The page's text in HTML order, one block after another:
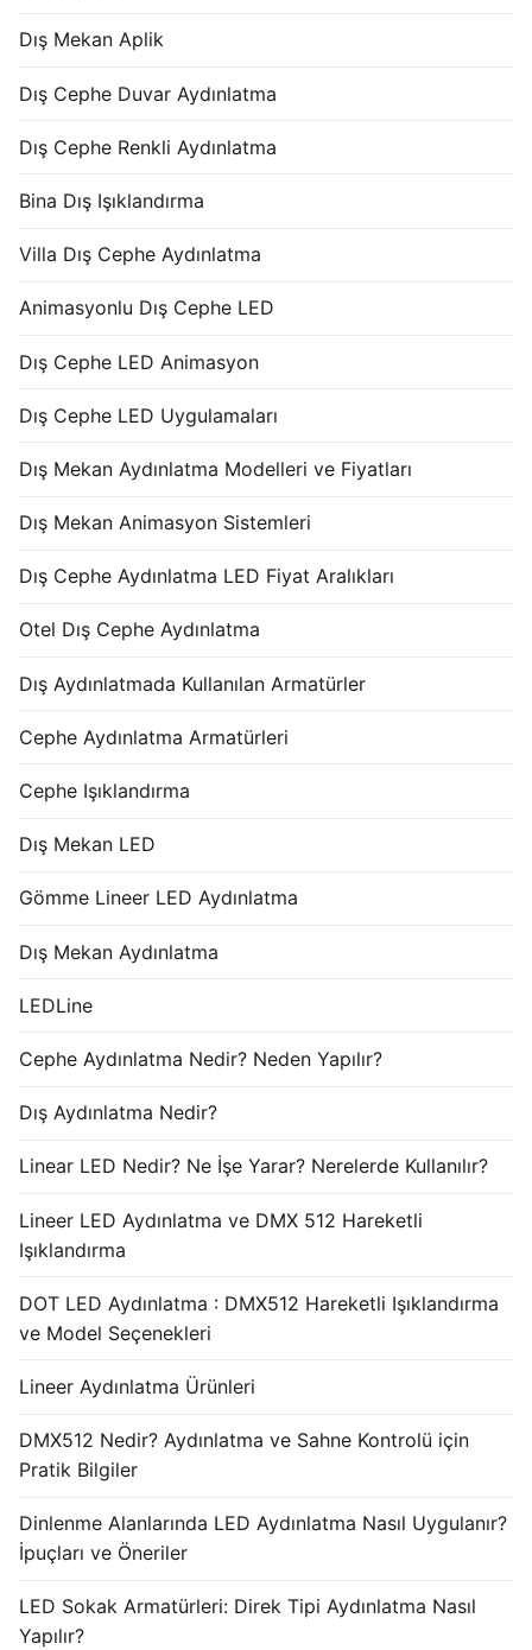
Dış Mekan Aplik
Dış Cephe Duvar Aydınlatma
Dış Cephe Renkli Aydınlatma
Bina Dış Işıklandırma
Villa Dış Cephe Aydınlatma
Animasyonlu Dış Cephe LED
Dış Cephe LED Animasyon
Dış Cephe LED Uygulamaları
Dış Mekan Aydınlatma Modelleri ve Fiyatları
Dış Mekan Animasyon Sistemleri
Dış Cephe Aydınlatma LED Fiyat Aralıkları
Otel Dış Cephe Aydınlatma
Dış Aydınlatmada Kullanılan Armatürler
Cephe Aydınlatma Armatürleri
Cephe Işıklandırma
Dış Mekan LED
Gömme Lineer LED Aydınlatma
Dış Mekan Aydınlatma
LEDLine
Cephe Aydınlatma Nedir? Neden Yapılır?
Dış Aydınlatma Nedir?
Linear LED Nedir? Ne İşe Yarar? Nerelerde Kullanılır?
Lineer LED Aydınlatma ve DMX 512 Hareketli
Işıklandırma
DOT LED Aydınlatma : DMX512 Hareketli Işıklandırma
ve Model Seçenekleri
Lineer Aydınlatma Ürünleri
DMX512 Nedir? Aydınlatma ve Sahne Kontrolü için
Pratik Bilgiler
Dinlenme Alanlarında LED Aydınlatma Nasıl Uygulanır?
İpuçları ve Öneriler
LED Sokak Armatürleri: Direk Tipi Aydınlatma Nasıl
Yapılır?